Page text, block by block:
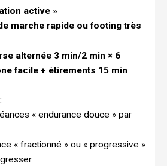
active »
marche rapide ou footing très
alternée 3 min/2 min × 6
facile + étirements 15 min
« endurance douce » par
« fractionné » ou « progressive »